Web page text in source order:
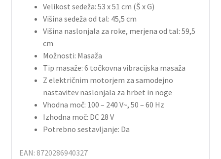
Velikost sedeža: 53 x 51 cm (Š x G)
Višina sedeža od tal: 45,5 cm
Višina naslonjala za roke, merjena od tal: 59,5
cm
Možnosti: Masaža
Tip masaže: 6 točkovna vibracijska masaža
Z električnim motorjem za samodejno
nastavitev naslonjala za hrbet in noge
Vhodna moč: 100 – 240 V~, 50 – 60 Hz
Izhodna moč: DC 28 V
Potrebno sestavljanje: Da
EAN: 8720286940327